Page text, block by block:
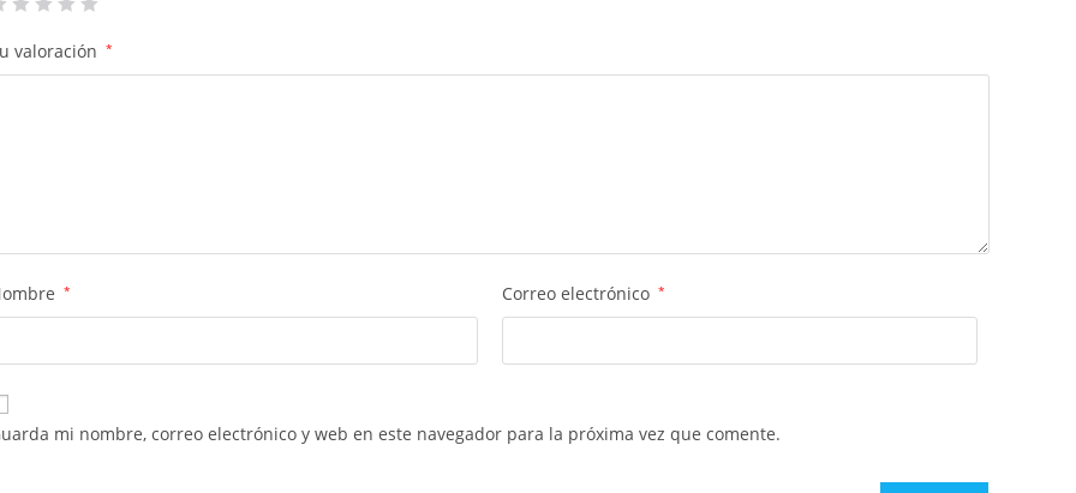
valoración *
* Correo electrónico *
mi nombre, correo electrónico y web en este navegador para la próxima vez que comente.